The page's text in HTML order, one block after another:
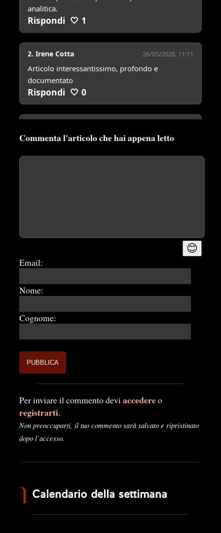
analitica.
Rispondi 🤍 1
2. Irene Cotta 26/05/2026, 11:11
Articolo interessantissimo, profondo e
documentato
Rispondi 🤍 0
Bella conclusione
Commenta l'articolo che hai appena letto
😊
Email:
Nome:
Cognome:
Per inviare il commento deviaccedereo
registrarti.
Non preoccuparti, il tuo commento sarà salvato e ripristinato
dopo l’accesso.
Calendario della settimana